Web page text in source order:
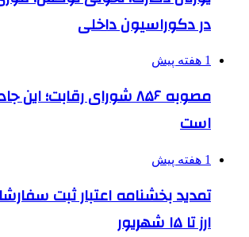
در دکوراسیون داخلی
1 هفته پیش
مصوبه ۸۵۶ شورای رقابت؛
است
1 هفته پیش
تمدید بخشنامه اعتبار ثبت
ارز تا ۱۵ شهریور